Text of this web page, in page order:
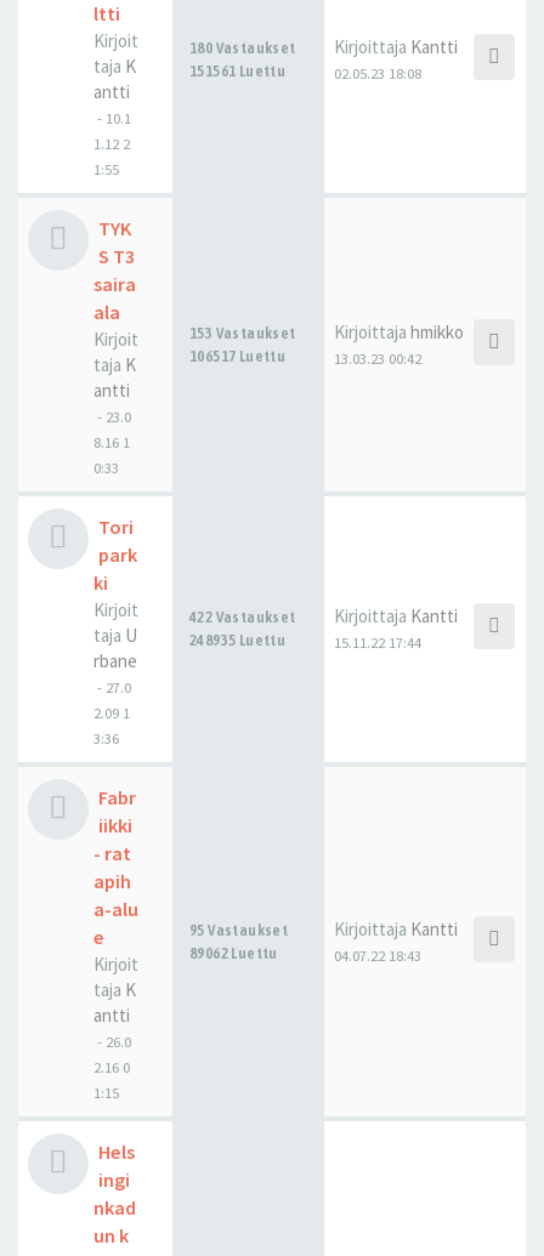
ltti
Kirjoit
taja K
antti
- 10.1
1.12 2
1:55
180 Vastaukset
151561 Luettu
Kirjoittaja Kantti
02.05.23 18:08
TYK
S T3
saira
ala
Kirjoit
taja K
antti
- 23.0
8.16 1
0:33
153 Vastaukset
106517 Luettu
Kirjoittaja hmikko
13.03.23 00:42
Tori
park
ki
Kirjoit
taja U
rbane
- 27.0
2.09 1
3:36
422 Vastaukset
248935 Luettu
Kirjoittaja Kantti
15.11.22 17:44
Fabr
iikki
- rat
apih
a-alu
e
Kirjoit
taja K
antti
- 26.0
2.16 0
1:15
95 Vastaukset
89062 Luettu
Kirjoittaja Kantti
04.07.22 18:43
Hels
ingi
nkad
un k